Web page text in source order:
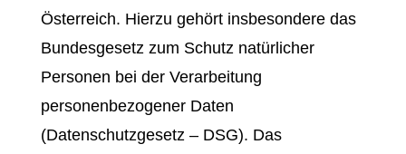
Österreich. Hierzu gehört insbesondere das
Bundesgesetz zum Schutz natürlicher
Personen bei der Verarbeitung
personenbezogener Daten
(Datenschutzgesetz – DSG). Das